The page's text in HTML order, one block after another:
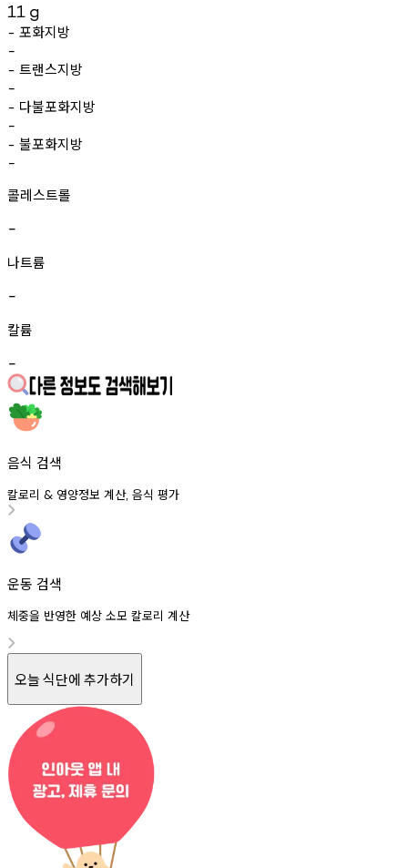
11 g
- 포화지방
-
- 트랜스지방
-
- 다불포화지방
-
- 불포화지방
-
콜레스트롤
-
나트륨
-
칼륨
-
음식 검색
칼로리 & 영양정보 계산, 음식 평가
운동 검색
체중을 반영한 예상 소모 칼로리 계산
오늘 식단에 추가하기